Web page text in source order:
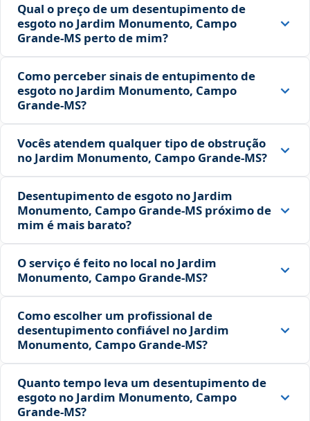
Qual o preço de um desentupimento de
esgoto no Jardim Monumento, Campo
Grande‑MS perto de mim?
Como perceber sinais de entupimento de
esgoto no Jardim Monumento, Campo
Grande‑MS?
Vocês atendem qualquer tipo de obstrução
no Jardim Monumento, Campo Grande‑MS?
Desentupimento de esgoto no Jardim
Monumento, Campo Grande‑MS próximo de
mim é mais barato?
O serviço é feito no local no Jardim
Monumento, Campo Grande‑MS?
Como escolher um profissional de
desentupimento confiável no Jardim
Monumento, Campo Grande‑MS?
Quanto tempo leva um desentupimento de
esgoto no Jardim Monumento, Campo
Grande‑MS?